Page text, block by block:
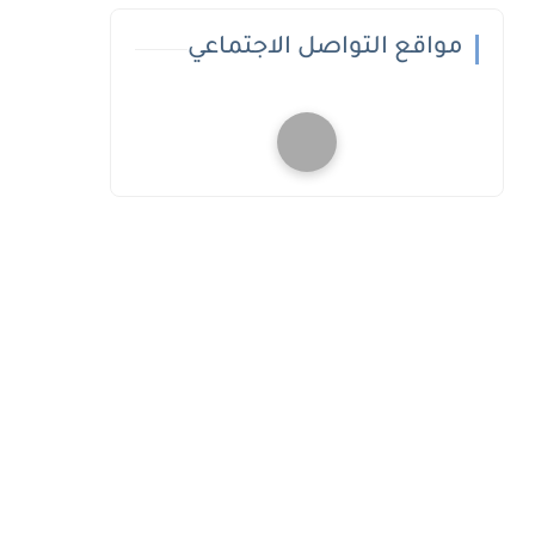
مواقع التواصل الاجتماعي